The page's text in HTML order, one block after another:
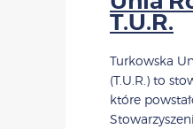
T.U.R.
Turkowska
(T.U.R.) to
które